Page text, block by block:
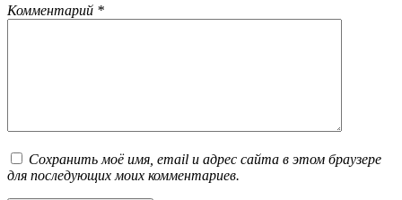
Комментарий *
Сохранить моё имя, email и адрес сайта в этом браузере
для последующих моих комментариев.